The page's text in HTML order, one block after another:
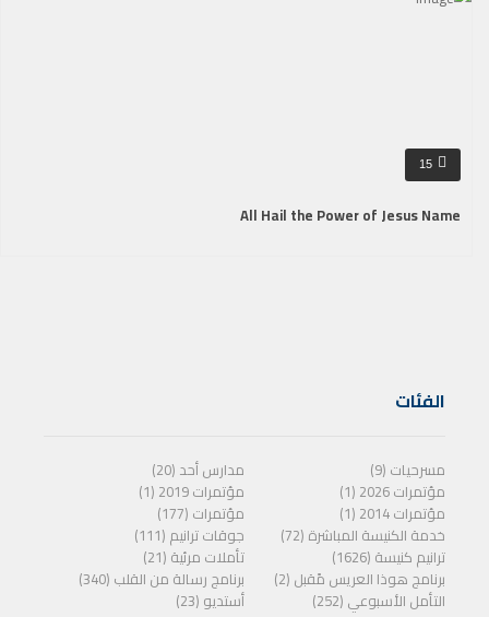
15
All Hail the Power of Jesus Name
الفئات
مسرحيات (9)
مدارس أحد (20)
مؤتمرات 2026 (1)
مؤتمرات 2019 (1)
مؤتمرات 2014 (1)
مؤتمرات (177)
خدمة الكنيسة المباشرة (72)
جوقات ترانيم (111)
ترانيم كنيسة (1626)
تأملات مرئية (21)
برنامج هوذا العريس مًقبل (2)
برنامج رسالة من القلب (340)
التأمل الأسبوعي (252)
أستديو (23)